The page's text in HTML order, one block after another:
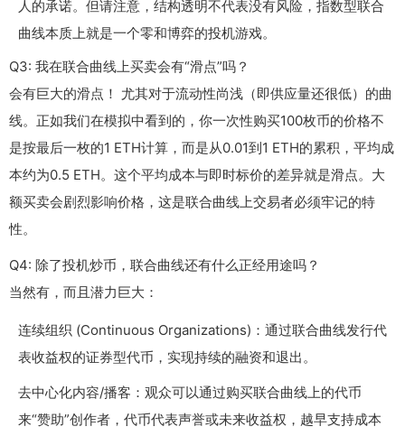
人的承诺。但请注意，结构透明不代表没有风险，指数型联合
曲线本质上就是一个零和博弈的投机游戏。
Q3: 我在联合曲线上买卖会有“滑点”吗？
会有巨大的滑点！ 尤其对于流动性尚浅（即供应量还很低）的曲
线。正如我们在模拟中看到的，你一次性购买100枚币的价格不
是按最后一枚的1 ETH计算，而是从0.01到1 ETH的累积，平均成
本约为0.5 ETH。这个平均成本与即时标价的差异就是滑点。大
额买卖会剧烈影响价格，这是联合曲线上交易者必须牢记的特
性。
Q4: 除了投机炒币，联合曲线还有什么正经用途吗？
当然有，而且潜力巨大：
连续组织 (Continuous Organizations)：通过联合曲线发行代
表收益权的证券型代币，实现持续的融资和退出。
去中心化内容/播客：观众可以通过购买联合曲线上的代币
来“赞助”创作者，代币代表声誉或未来收益权，越早支持成本